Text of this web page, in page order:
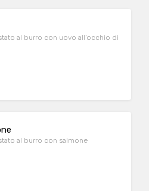
al burro con uovo all’occhio di
al burro con salmone